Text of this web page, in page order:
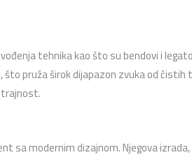
tehnika kao što su bendovi i
pruža širok dijapazon zvuka od
sa modernim dizajnom. Njegova